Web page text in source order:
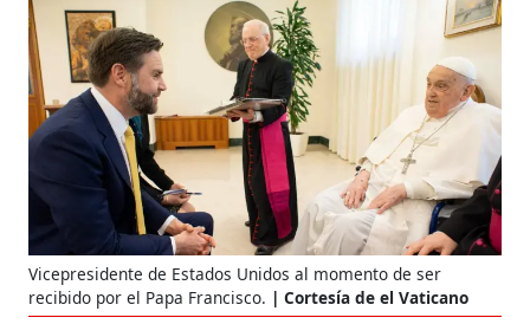
Vicepresidente de Estados Unidos al momento de ser
recibido por el Papa Francisco.
Cortesía de el Vaticano